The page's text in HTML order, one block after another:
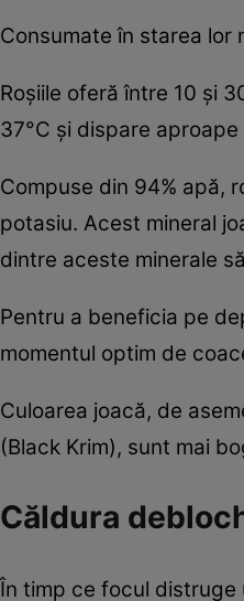
Consumate în starea lor
Roşiile oferă între 10 și
37°C și dispare
Compuse din 94% apă,
potasiu. Acest mineral
dintre aceste minerale
Pentru a beneficia pe
momentul optim de
Culoarea joacă, de
(Black Krim), sunt mai
Căldura
În timp ce focul distruge